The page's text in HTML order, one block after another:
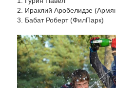
2. Ираклий Аробелидзе
3. Бабат Роберт (ФилПарк)